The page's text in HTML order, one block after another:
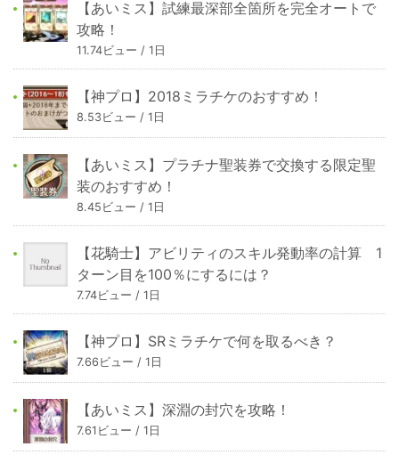
【あいミス】試練最深部全箇所を完全オートで
攻略！
11.74ビュー / 1日
【神プロ】2018ミラチケのおすすめ！
8.53ビュー / 1日
【あいミス】プラチナ聖装券で交換する限定聖
装のおすすめ！
8.45ビュー / 1日
【花騎士】アビリティのスキル発動率の計算 1
ターン目を100％にするには？
7.74ビュー / 1日
【神プロ】SRミラチケで何を取るべき？
7.66ビュー / 1日
【あいミス】深淵の封穴を攻略！
7.61ビュー / 1日